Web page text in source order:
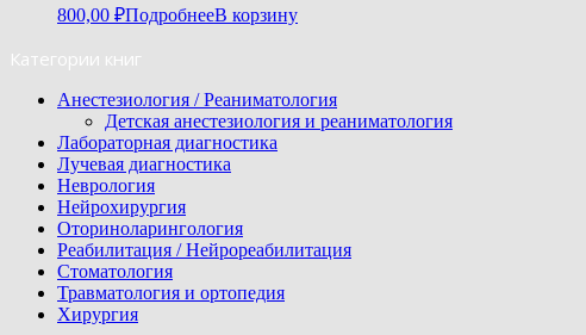
800,00 ₽ПодробнееВ корзину
Категории книг
Анестезиология / Реаниматология
Детская анестезиология и реаниматология
Лабораторная диагностика
Лучевая диагностика
Неврология
Нейрохирургия
Оториноларингология
Реабилитация / Нейрореабилитация
Стоматология
Травматология и ортопедия
Хирургия